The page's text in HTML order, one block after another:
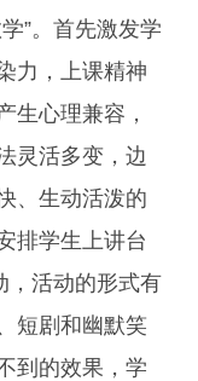
”。首先激发学
力，上课精神
生心理兼容，
灵活多变，边
、生动活泼的
排学生上讲台
，活动的形式有
短剧和幽默笑
到的效果，学